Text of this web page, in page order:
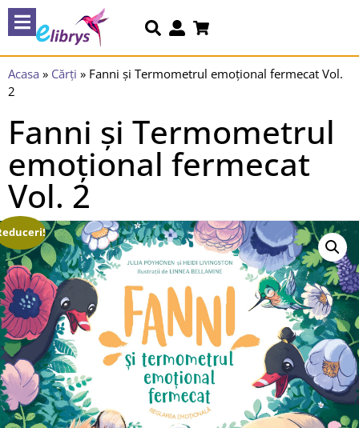
Acasa » Cărți » Fanni și Termometrul emoțional fermecat Vol.
2
Fanni și Termometrul
emoțional fermecat
Vol. 2